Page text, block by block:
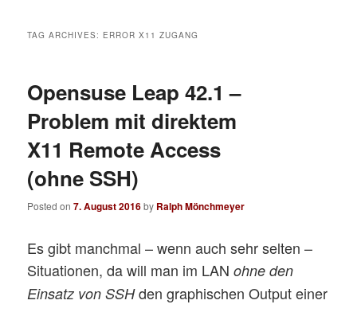
TAG ARCHIVES: ERROR X11 ZUGANG
Opensuse Leap 42.1 –
Problem mit direktem
X11 Remote Access
(ohne SSH)
Posted on7. August 2016by Ralph Mönchmeyer
Es gibt manchmal – wenn auch sehr selten –
Situationen, da will man im LANohne den
Einsatz von SSHden graphischen Output einer